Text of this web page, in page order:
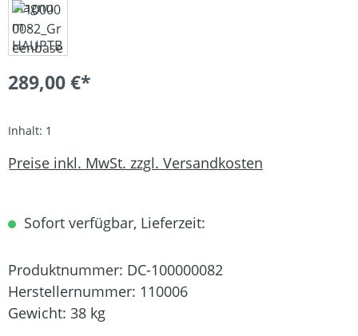
289,00 €*
Inhalt: 1
Preise inkl. MwSt. zzgl. Versandkosten
Sofort verfügbar, Lieferzeit:
Produktnummer: DC-100000082
Herstellernummer: 110006
Gewicht: 38 kg